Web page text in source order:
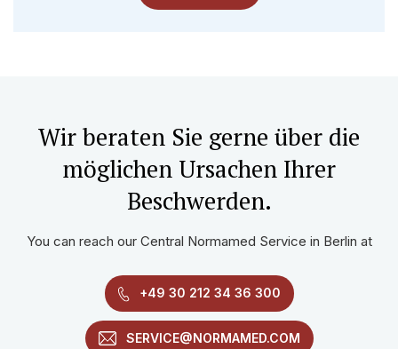
Wir beraten Sie gerne über die
möglichen Ursachen Ihrer
Beschwerden.
You can reach our Central Normamed Service in Berlin at
+49 30 212 34 36 300
SERVICE@NORMAMED.COM